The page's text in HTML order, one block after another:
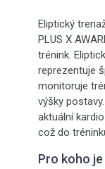
Eliptický
PLUS X
trénink.
reprezentuje
monitoruje
výšky
aktuální
což do
Pro koho